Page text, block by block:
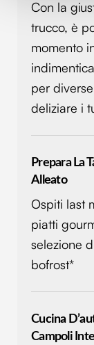
Approfondisci
e imposta le
modificare o
dalla
Utilizziamo i
annunci, per
nostri partner
pubblicità e
raccolto dal
Con la
trucco, è
momento
per
deliziare i
Prepara La
Alleato
Ospiti last
piatti
selezione
bofrost*
Cucina
Campoli